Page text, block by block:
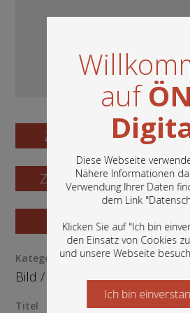
auf
Diese Webseite
Nähere Informationen
Verwendung Ihrer Daten
dem Link "
Klicken Sie auf "Ich bin
den Einsatz von Cookies
und unsere Webseite
In diesem Portal finden
Bestände der
Nationalbibliothek: Bücher,
Grafiken und vieles
Ich bin
Starten Sie
Zum Digitalisat
Zum Katalogisat
Zur Vorschau
Kategorie / Medientyp
Bild/ Ephemera
Titel